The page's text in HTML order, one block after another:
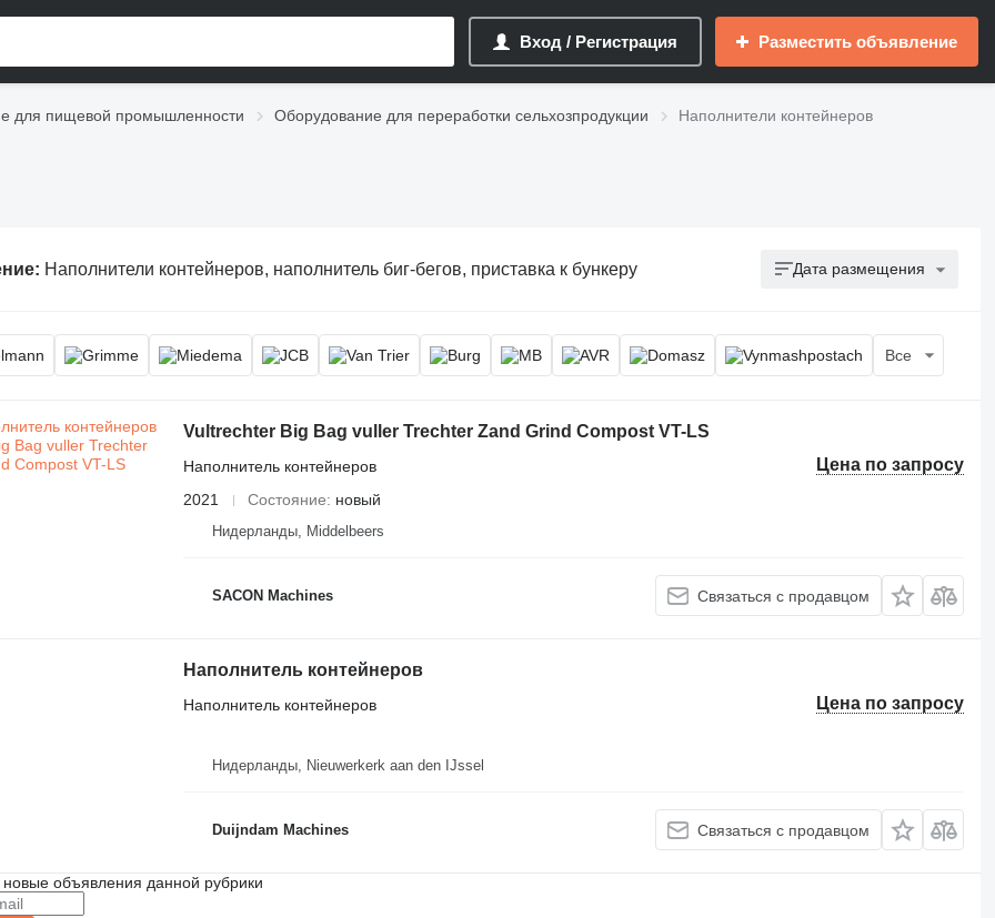
Вход / Регистрация Разместить объявление
для пищевой промышленности Оборудование для переработки сельхозпродукции Наполнители контейнеров
Наполнители контейнеров, наполнитель биг-бегов, приставка к бункеру Дата размещения
Все
Vultrechter Big Bag vuller Trechter Zand Grind Compost VT-LS
Цена по запросу
Наполнитель контейнеров
2021
Состояние новый
Нидерланды, Middelbeers
SACON Machines Связаться с продавцом
Наполнитель контейнеров
Цена по запросу
Наполнитель контейнеров
Нидерланды, Nieuwerkerk aan den IJssel
Duijndam Machines Связаться с продавцом
объявления данной рубрики